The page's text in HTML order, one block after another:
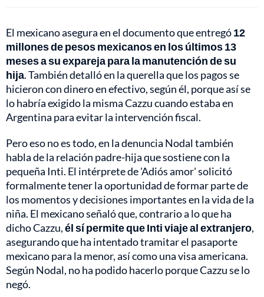
El mexicano asegura en el documento que entregó12
millones de pesos mexicanos en los últimos 13
meses a su expareja para la manutención de su
hija. También detalló en la querella que los pagos se
hicieron con dinero en efectivo, según él, porque así se
lo habría exigido la misma Cazzu cuando estaba en
Argentina para evitar la intervención fiscal.
Pero eso no es todo, en la denuncia Nodal también
habla de la relación padre-hija que sostiene con la
pequeña Inti. El intérprete de 'Adiós amor' solicitó
formalmente tener la oportunidad de formar parte de
los momentos y decisiones importantes en la vida de la
niña. El mexicano señaló que, contrario a lo que ha
dicho Cazzu,él sí permite que Inti viaje al extranjero,
asegurando que ha intentado tramitar el pasaporte
mexicano para la menor, así como una visa americana.
Según Nodal, no ha podido hacerlo porque Cazzu se lo
negó.